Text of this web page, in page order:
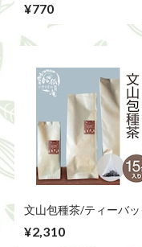
¥770
文山包種茶/ティーバ
¥2,310